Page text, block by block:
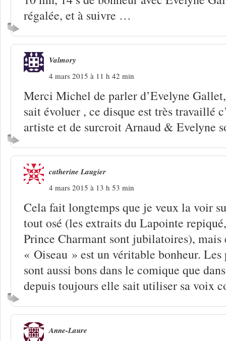
régalée, et à suivre …
Valmory
4 mars 2015 à 11 h 42 min
Merci Michel de parler d’Evelyne
sait évoluer , ce disque est très travaillé
artiste et de surcroit Arnaud & Evelyne
catherine Laugier
4 mars 2015 à 13 h 53 min
Cela fait longtemps que je veux la voir
tout osé (les extraits du Lapointe
Prince Charmant sont jubilatoires), mais
« Oiseau » est un véritable bonheur. Les
sont aussi bons dans le comique que
depuis toujours elle sait utiliser sa voix
Anne-Laure